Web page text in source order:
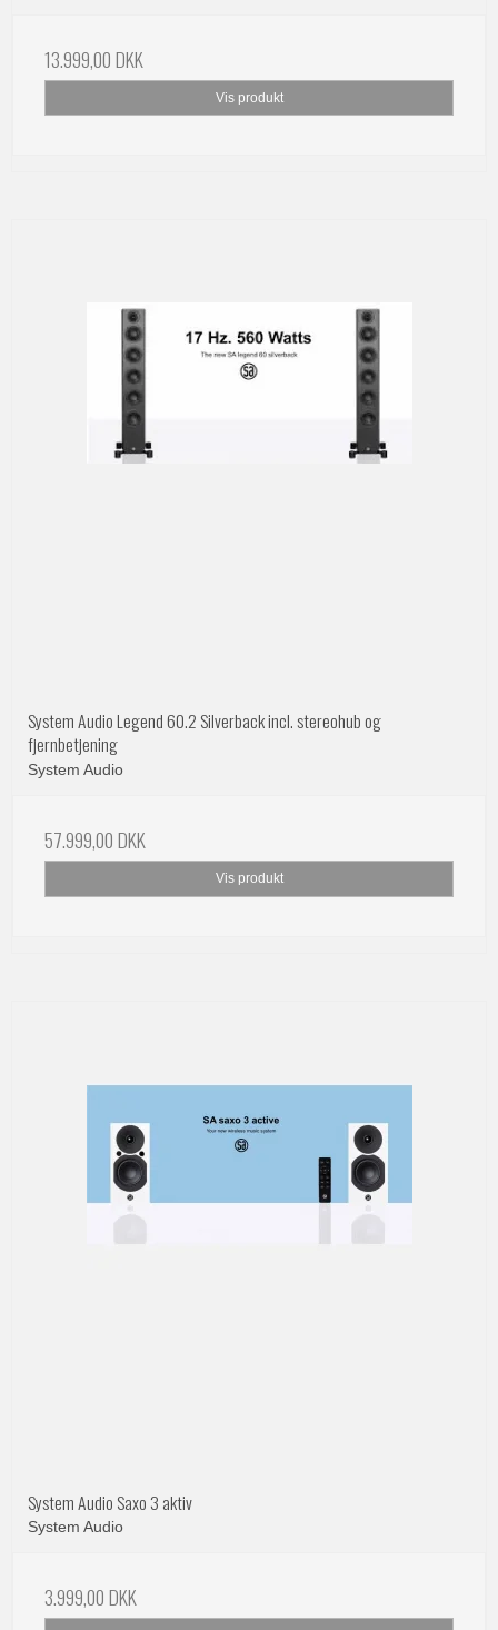
13.999,00 DKK
Vis produkt
System Audio Legend 60.2 Silverback incl. stereohub og
fjernbetjening
System Audio
57.999,00 DKK
Vis produkt
System Audio Saxo 3 aktiv
System Audio
3.999,00 DKK